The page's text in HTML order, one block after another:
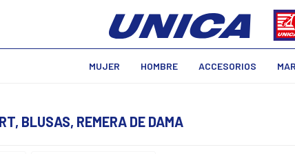
MUJER HOMBRE ACCESORIOS
BLUSAS, REMERA DE DAMA